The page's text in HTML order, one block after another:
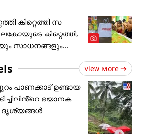
കിറ്റെത്തി സ
കിറ്റെത്തി;
സാധനങ്ങളും...
View More
പാണക്കാട് ഉണ്ടായ
ഭയാനക
ദൃശ്യങ്ങൾ